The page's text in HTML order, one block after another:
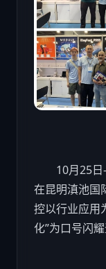
10月25日-
在昆明滇池国
控以行业应用
化”为口号闪耀